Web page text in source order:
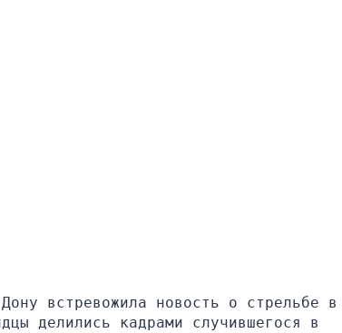
встревожила новость о стрельбе в
делились кадрами случившегося в